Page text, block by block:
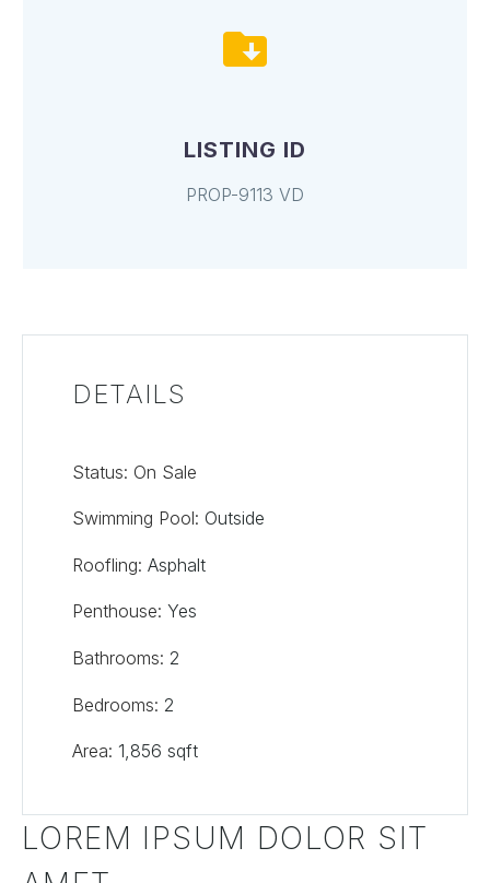
LISTING ID
PROP-9113 VD
DETAILS
Status: On Sale
Swimming Pool: Outside
Roofling: Asphalt
Penthouse: Yes
Bathrooms: 2
Bedrooms: 2
Area: 1,856 sqft
LOREM IPSUM DOLOR SIT